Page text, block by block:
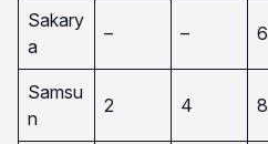
Sakary
a
– – 6
Samsu
n
2 4 8